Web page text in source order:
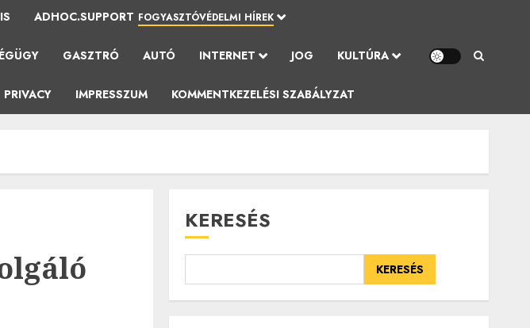
ADHOC.SUPPORT FOGYASZTÓVÉDELMI HÍREK
GASZTRÓ AUTÓ INTERNET JOG KULTÚRA
PRIVACY IMPRESSZUM KOMMENTKEZELÉSI SZABÁLYZAT
KERESÉS
KERESÉS